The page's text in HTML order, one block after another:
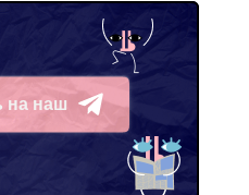
на наш